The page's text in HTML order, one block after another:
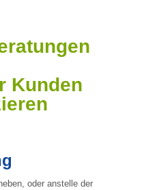
Kunden
oder anstelle der